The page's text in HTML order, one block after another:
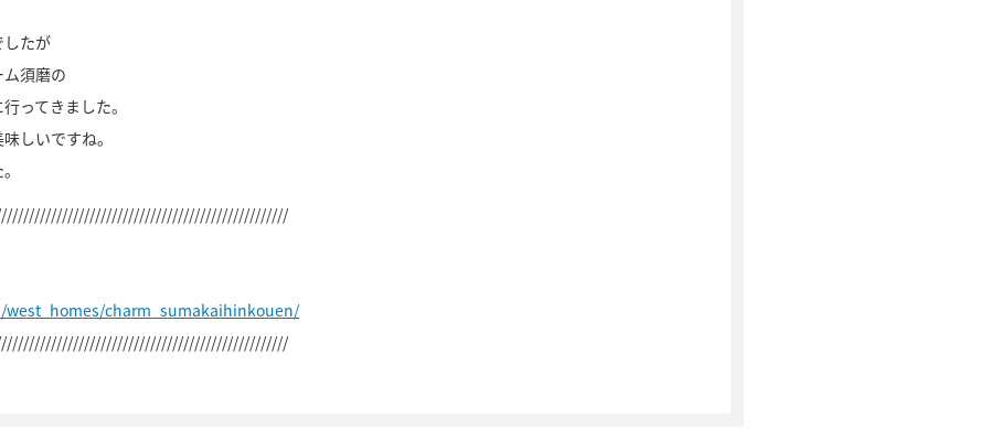
たが
須磨の
ってきました。
しいですね。
charm_sumakaihinkouen/